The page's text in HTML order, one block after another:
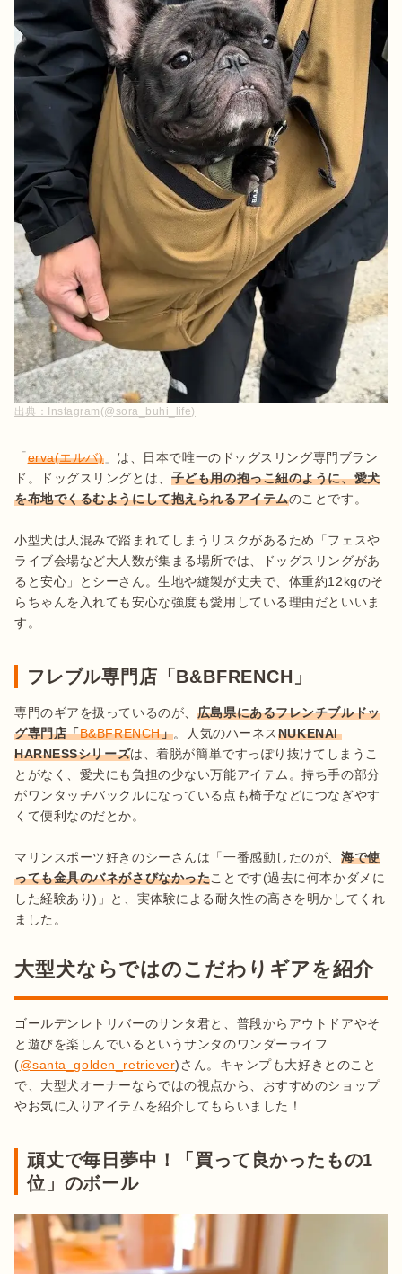
出典： Instagram(@sora_buhi_life)
「erva(エルバ)」は、日本で唯一のドッグスリング専門ブラン
ド。ドッグスリングとは、 子ども用の抱っこ紐のように、愛犬
を布地でくるむようにして抱えられるアイテムのことです。
小型犬は人混みで踏まれてしまうリスクがあるため「フェスや
ライブ会場など大人数が集まる場所では、ドッグスリングがあ
ると安心」とシーさん。生地や縫製が丈夫で、体重約12kgのそ
らちゃんを入れても安心な強度も愛用している理由だといいま
す。
フレブル専門店「B&BFRENCH」
専門のギアを扱っているのが、 広島県にあるフレンチブルドッ
グ専門店「B&BFRENCH」。人気のハーネスNUKENAI
HARNESSシリーズは、着脱が簡単ですっぽり抜けてしまうこ
とがなく、愛犬にも負担の少ない万能アイテム。持ち手の部分
がワンタッチバックルになっている点も椅子などにつなぎやす
くて便利なのだとか。
マリンスポーツ好きのシーさんは「一番感動したのが、 海で使
っても金具のバネがさびなかったことです(過去に何本かダメに
した経験あり)」と、実体験による耐久性の高さを明かしてくれ
ました。
大型犬ならではのこだわりギアを紹介
ゴールデンレトリバーのサンタ君と、普段からアウトドアやそ
と遊びを楽しんでいるという​​サンタのワンダーライフ
(@santa_golden_retriever)さん。キャンプも大好きとのこと
で、大型犬オーナーならではの視点から、おすすめのショップ
やお気に入りアイテムを紹介してもらいました！
頑丈で毎日夢中！「買って良かったもの1
位」のボール